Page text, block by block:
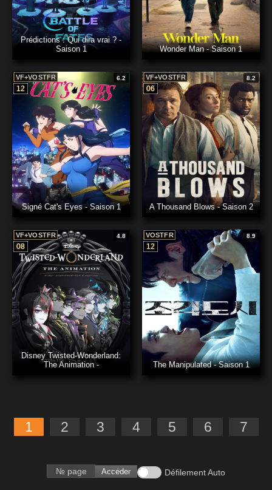
Prédictions : Qui dira vrai ? -
Saison 1
Wonder Man - Saison 1
VF+VOSTFR 6.2
12
Signé Cat's Eyes - Saison 1
VF+VOSTFR 8.2
06
A Thousand Blows - Saison 2
VF+VOSTFR 4.8
08
Disney Twisted-Wonderland:
The Animation -
VOSTFR 8.9
12
The Manipulated - Saison 1
1 2 3 4 5 6 7
Accéder Défilement Auto